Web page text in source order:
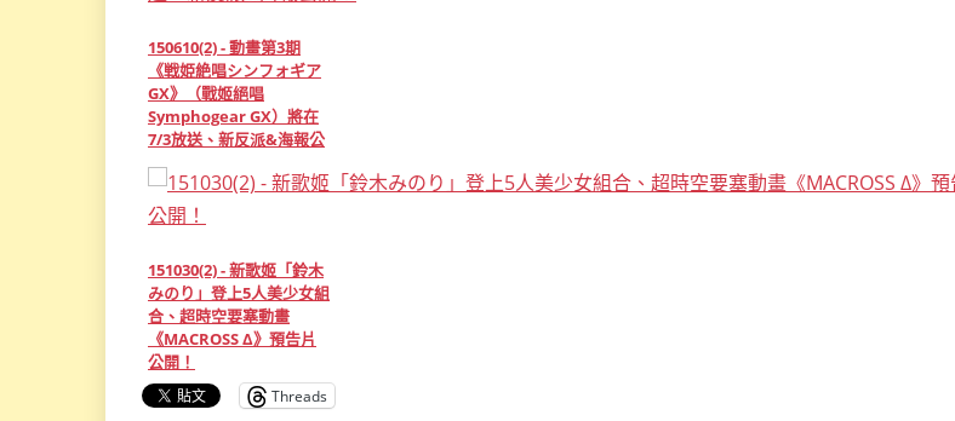
150610(2) - 動畫第3期
《戦姫絶唱シンフォギア
GX》（戰姬絕唱
Symphogear GX）將在
7/3放送、新反派&海報公
開！
151030(2) - 新歌姬「鈴木
みのり」登上5人美少女組
合、超時空要塞動畫
《MACROSS Δ》預告片
公開！
Threads